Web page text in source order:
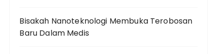
Bisakah Nanoteknologi Membuka Terobosan
Baru Dalam Medis